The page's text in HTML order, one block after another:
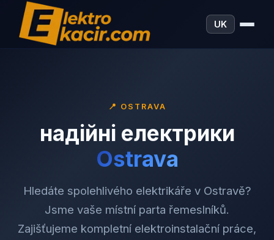
UK
📍 OSTRAVA
надійні електрики
Ostrava
Hledáte spolehlivého elektrikáře v Ostravě?
Jsme vaše místní parta řemeslníků.
Zajišťujeme kompletní elektroinstalační práce,